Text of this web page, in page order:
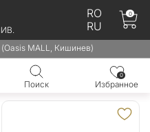
RO
RU
0
MALL, Кишинев)
Поиск
0
Избранное